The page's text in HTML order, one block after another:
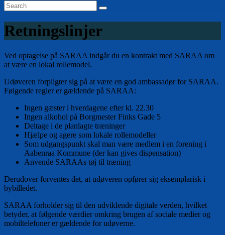
Retningslinjer
Ved optagelse på SARAA indgår du en kontrakt med SARAA om
at være en lokal rollemodel.
Udøveren forpligter sig på at være en god ambassadør for SARAA.
Følgende regler er gældende på SARAA:
Ingen gæster i hverdagene efter kl. 22.30
Ingen alkohol på Borgmester Finks Gade 5
Deltage i de planlagte træninger
Hjælpe og agere som lokale rollemodeller
Som udgangspunkt skal man være medlem i en forening i
Aabenraa Kommune (der kan gives dispensation)
Anvende SARAAs tøj til træning
Derudover forventes det, at udøveren opfører sig eksemplarisk i
bybilledet.
SARAA forholder sig til den udviklende digitale verden, hvilket
betyder, at følgende værdier omkring brugen af sociale medier og
mobiltelefoner er gældende for udøverne.